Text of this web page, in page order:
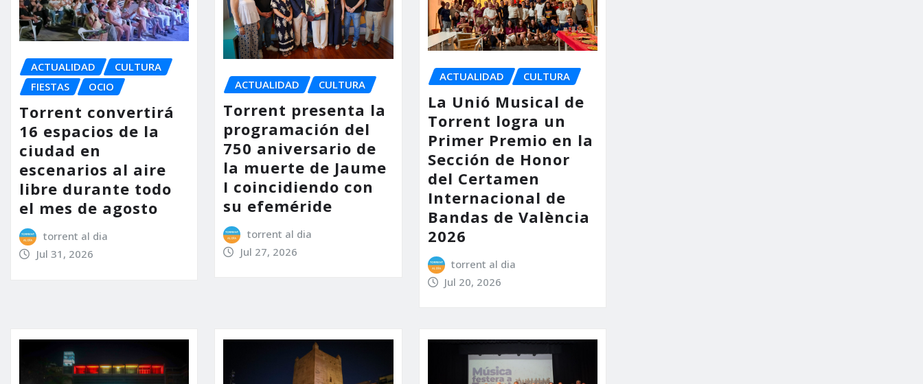
ACTUALIDAD
CULTURA
FIESTAS
OCIO
Torrent convertirá
16 espacios de la
ciudad en
escenarios al aire
libre durante todo
el mes de agosto
torrent al dia
Jul 31, 2026
ACTUALIDAD CULTURA
Torrent presenta la
programación del
750 aniversario de
la muerte de Jaume
I coincidiendo con
su efeméride
torrent al dia
Jul 27, 2026
ACTUALIDAD CULTURA
La Unió Musical de
Torrent logra un
Primer Premio en la
Sección de Honor
del Certamen
Internacional de
Bandas de València
2026
torrent al dia
Jul 20, 2026